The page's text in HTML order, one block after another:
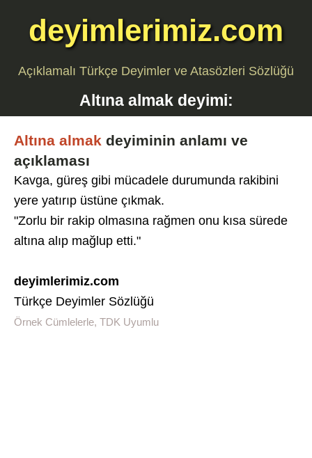
deyimlerimiz.com
Açıklamalı Türkçe Deyimler ve Atasözleri Sözlüğü
Altına almakdeyimi:
Altına almak deyiminin anlamı ve
açıklaması
Kavga, güreş gibi mücadele durumunda rakibini
yere yatırıp üstüne çıkmak.
"Zorlu bir rakip olmasına rağmen onu kısa sürede
altına alıp mağlup etti."
deyimlerimiz.com
Türkçe Deyimler Sözlüğü
Örnek Cümlelerle, TDK Uyumlu